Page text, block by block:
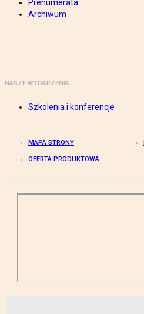
Prenumerata
Archiwum
NASZE WYDARZENIA
Szkolenia i konferencje
MAPA STRONY
OFERTA PRODUKTOWA